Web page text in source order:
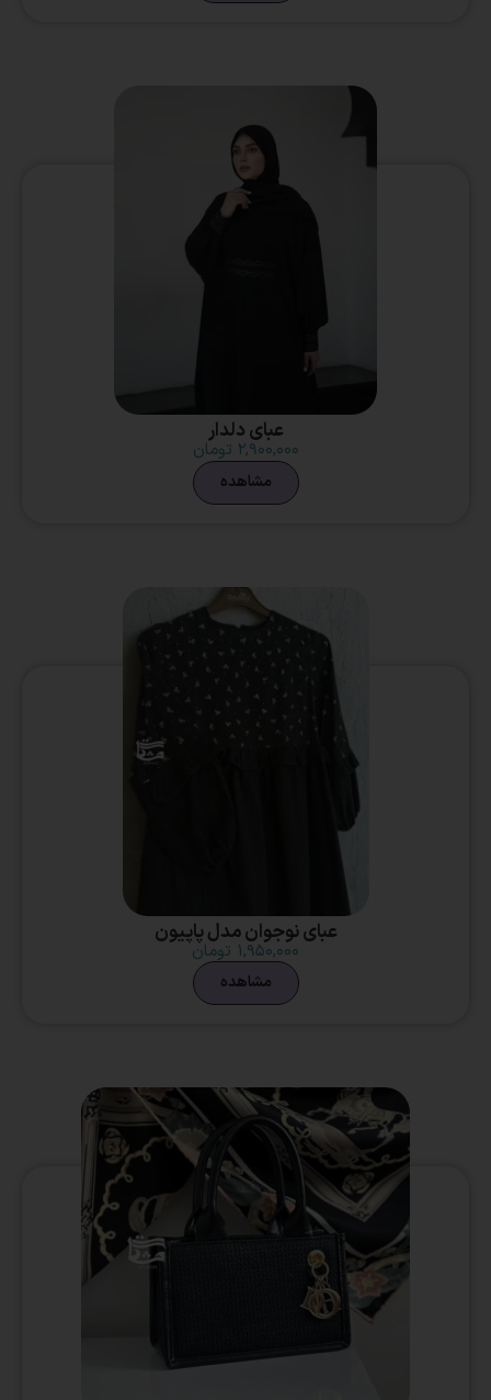
عبای دلدار
۲,۹۰۰,۰۰۰ تومان
مشاهده
عبای نوجوان مدل پاپیون
۱,۹۵۰,۰۰۰ تومان
مشاهده